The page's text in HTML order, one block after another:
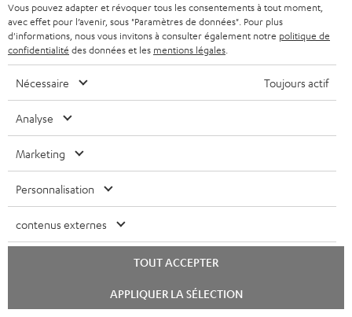
a
b
l
e
Mode d’emploi: DENON AVC-X3800H
I
f
o
r
m
a
Informations relatives à l’expédition
I
f
m
Garantie légale
t
Votre conseil d'achat personnalisé
Lundi-vendredi de 09:00 à 17:00 ; fermé le samedi,
chat
Vous pouvez adapter et révoquer tous les consentements à tout moment,
avec effet pour l’avenir, sous "Paramètres de données". Pour plus
d'informations, nous vous invitons à consulter également notre politique de
confidentialité des données et les mentions légales
Nécessaire Toujours actif
Analyse
Marketing
Personnalisation
contenus externes
TOUT ACCEPTER
APPLIQUER LA SÉLECTION